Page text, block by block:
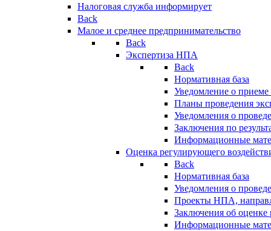
Налоговая служба информирует
Back
Малое и среднее предпринимательство
Back
Экспертиза НПА
Back
Нормативная база
Уведомление о
Планы проведения
Уведомления о
Заключения по
Информационные
Оценка регулирующего
Back
Нормативная база
Уведомления о
Проекты НПА,
Заключения об
Информационные